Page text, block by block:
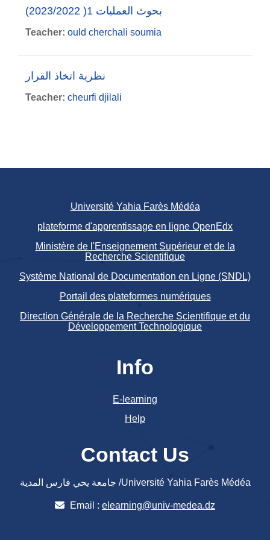
بحوث العمليات 1( 2023/2022)
Teacher: ould cherchali soumia
نظرية اتخاذ القرار
Teacher: cheurfi djilali
Université Yahia Farès Médéa
plateforme d'apprentissage en ligne OpenEdx
Ministère de l'Enseignement Supérieur et de la
Recherche Scientifique
Système National de Documentation en Ligne (SNDL)
Portail des plateformes numériques
Direction Générale de la Recherche Scientifique et du
Développement Technologique
Info
E-learning
Help
Contact Us
جامعة يحي فارس المدية /Université Yahia Farès Médéa
Email : elearning@univ-medea.dz